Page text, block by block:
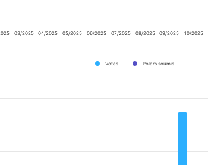
Votes Polars soumis
03/2025 04/2025 05/2025 06/2025 07/2025 08/2025 09/2025 10/2025